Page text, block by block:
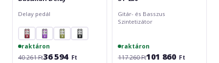
Delay pedál
raktáron
40 261 Ft36 594 Ft
Gitár- és Basszus
Szintetizátor
raktáron
117 260 Ft101 860 Ft